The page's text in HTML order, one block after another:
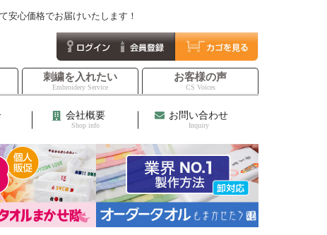
安心価格でお届けいたします！
刺繍を入れたい
Embroidery Service
お客様の声
CS Voices
会社概要
Shop info
お問い合わせ
Inquiry